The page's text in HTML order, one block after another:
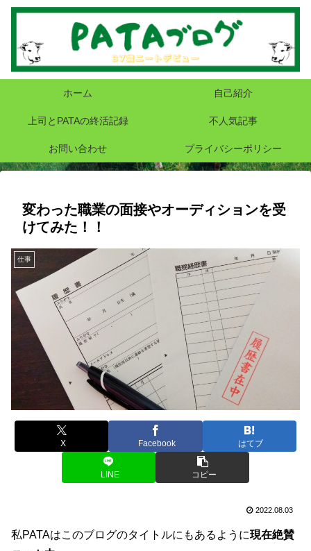
ホーム 自己紹介
上司とPATAの終活記録 不人気記事
お問い合わせ プライバシーポリシー
変わった職業の面接やオーディションを受
けてみた！！
仕事
X Facebook はてブ
LINE コピー
2022.08.03
私PATAはこのブログのタイトルにもあるように現在絶賛